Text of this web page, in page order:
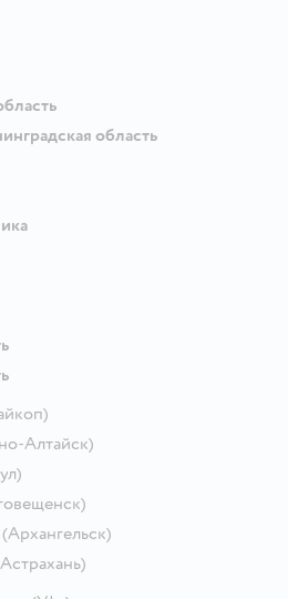
область
Алтайск)
(Архангельск)